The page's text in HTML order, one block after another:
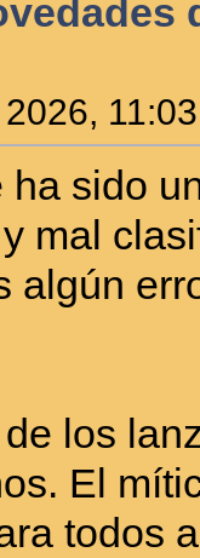
ha sido
mal
algún
los
El
todos